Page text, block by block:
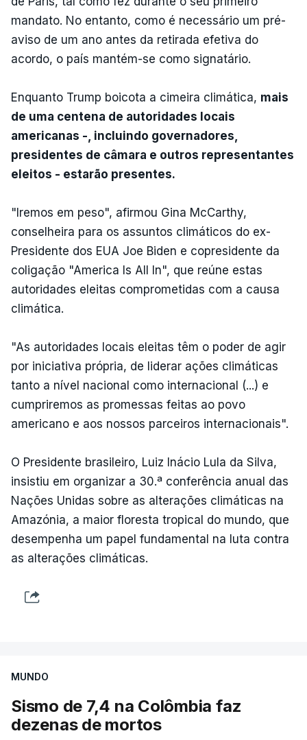
mandato. No entanto, como é necessário um pré-
aviso de um ano antes da retirada efetiva do
acordo, o país mantém-se como signatário.
Enquanto Trump boicota a cimeira climática, mais
de uma centena de autoridades locais
americanas -, incluindo governadores,
presidentes de câmara e outros representantes
eleitos - estarão presentes.
"Iremos em peso", afirmou Gina McCarthy,
conselheira para os assuntos climáticos do ex-
Presidente dos EUA Joe Biden e copresidente da
coligação "America Is All In", que reúne estas
autoridades eleitas comprometidas com a causa
climática.
"As autoridades locais eleitas têm o poder de agir
por iniciativa própria, de liderar ações climáticas
tanto a nível nacional como internacional (...) e
cumpriremos as promessas feitas ao povo
americano e aos nossos parceiros internacionais".
O Presidente brasileiro, Luiz Inácio Lula da Silva,
insistiu em organizar a 30.ª conferência anual das
Nações Unidas sobre as alterações climáticas na
Amazónia, a maior floresta tropical do mundo, que
desempenha um papel fundamental na luta contra
as alterações climáticas.
MUNDO
Sismo de 7,4 na Colômbia faz
dezenas de mortos